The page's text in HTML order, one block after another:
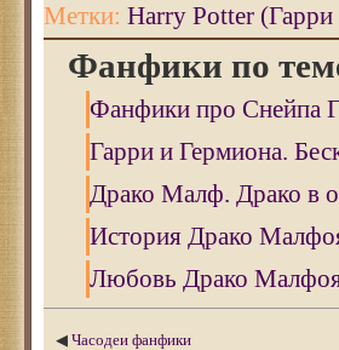
Метки: Harry Potter (Гарри
Фанфики по
Фанфики про Снейпа
Гарри и Гермиона.
Драко Малф. Драко в
История Драко
Любовь Драко
◀ Часодеи фанфики